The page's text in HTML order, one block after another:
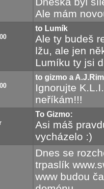
Ale mám
to Lumík
Ale ty budeš
lžu, ale jen
Lumíku ty jsi
to gizmo a
Ignorujte
neříkám!!!
To Gizmo:
Asi máš
vycházelo :)
Dnes se
trpaslík
www budou